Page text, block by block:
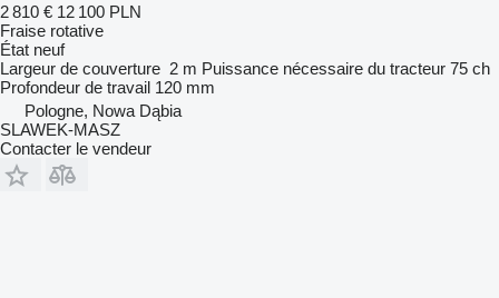
2 810 € 12 100 PLN
Fraise rotative
État neuf
Largeur de couverture 2 m Puissance nécessaire du tracteur 75 ch
Profondeur de travail 120 mm
Pologne, Nowa Dąbia
SLAWEK-MASZ
Contacter le vendeur